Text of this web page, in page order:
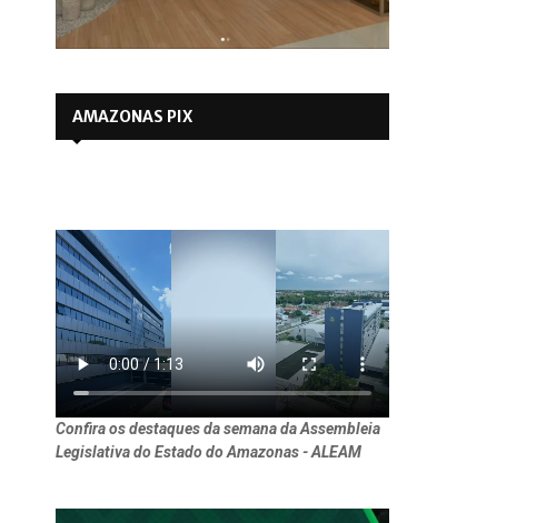
AMAZONAS PIX
Confira os destaques da semana da Assembleia
Legislativa do Estado do Amazonas - ALEAM